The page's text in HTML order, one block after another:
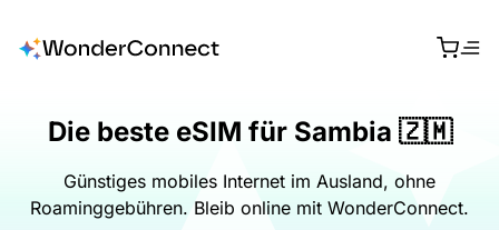
Die beste eSIM für Sambia 🇿🇲
Günstiges mobiles Internet im Ausland, ohne
Roaminggebühren. Bleib online mit WonderConnect.